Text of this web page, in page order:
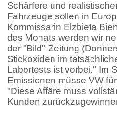
Schärfere und
Fahrzeuge sollen in
Kommissarin Elzbieta
des Monats werden wir
der "Bild"-Zeitung
Stickoxiden im
Labortests ist vorbei." Im
Emissionen müsse VW
"Diese Affäre muss
Kunden